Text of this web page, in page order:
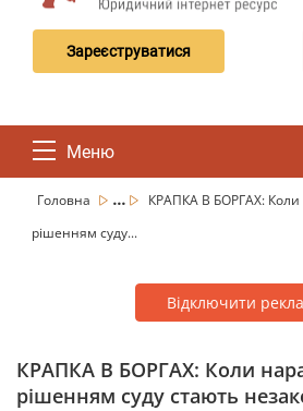
Зареєструватися
Меню
Головна ...
КРАПКА В БОРГАХ: Коли
рішенням суду...
Відключити
КРАПКА В БОРГАХ: Коли
рішенням суду стають